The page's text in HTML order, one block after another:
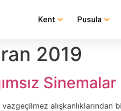
Kent Pusula
2019
Sinemalar
alışkanlıklarından